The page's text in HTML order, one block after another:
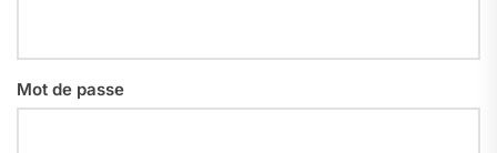
Mot de passe